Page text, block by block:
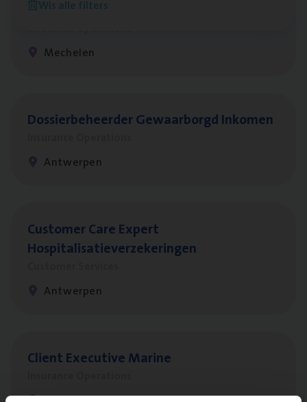
Wis alle filters
re­da Huys­mans — Mechelen
Mechelen
Dos­sier­be­heer­der Gewaar­borgd Inkomen
Antwerpen
Cus­to­mer Care Expert
Hospitalisatieverzekeringen
Antwerpen
Client Exe­cu­ti­ve Marine